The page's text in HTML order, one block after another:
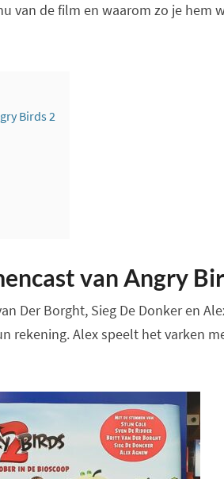
van de film en waarom zo je hem
Birds 2
van Angry
Der Borght, Sieg De Donker en
rekening. Alex speelt het varken